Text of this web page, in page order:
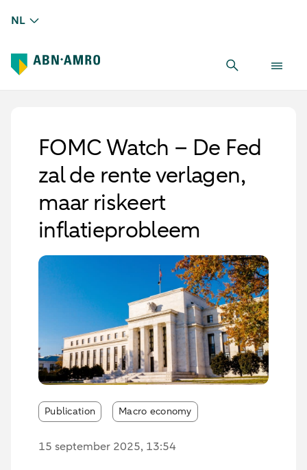
NL
FOMC Watch – De Fed
zal de rente verlagen,
maar riskeert
inflatieprobleem
Publication Macro economy
15 september 2025, 13:54